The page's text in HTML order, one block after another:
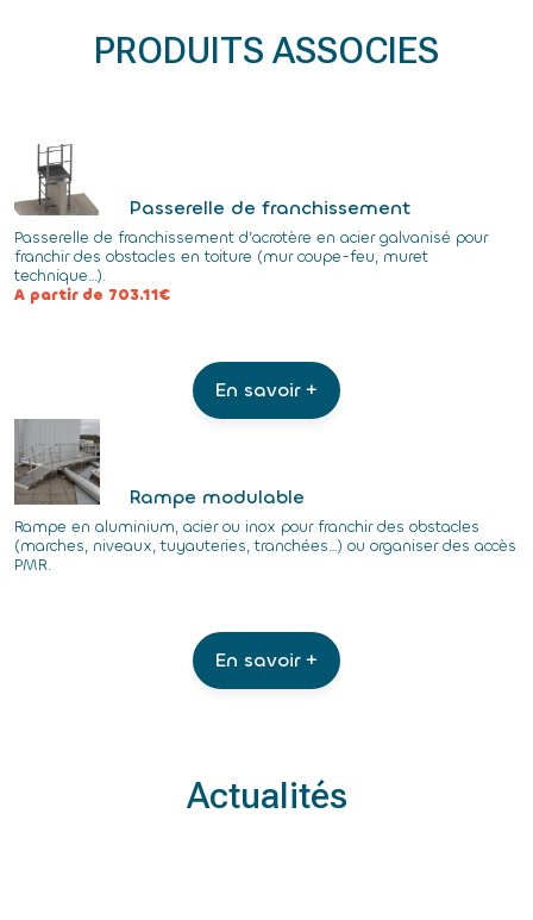
PRODUITS ASSOCIES
Passerelle de franchissement
Passerelle de franchissement d’acrotère en acier galvanisé pour
franchir des obstacles en toiture (mur coupe-feu, muret
technique…).
A partir de 703.11€
En savoir +
Rampe modulable
Rampe en aluminium, acier ou inox pour franchir des obstacles
(marches, niveaux, tuyauteries, tranchées…) ou organiser des accès
PMR.
En savoir +
Actualités